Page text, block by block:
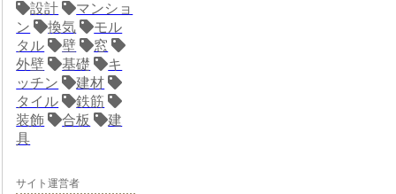
設計
マンショ
ン
換気
モル
タル
壁
窓
外壁
基礎
キ
ッチン
建材
タイル
鉄筋
装飾
合板
建
具
サイト運営者